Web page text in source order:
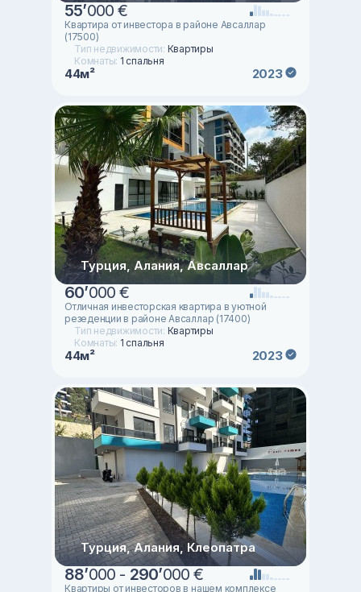
55’000 €
Квартира от инвестора в районе Авсаллар
(17500)
Тип недвижимости: Квартиры
Комнаты: 1 спальня
44м² 2023
Турция, Алания, Авсаллар
60’000 €
Отличная инвесторская квартира в уютной
резеденции в районе Авсаллар (17400)
Тип недвижимости: Квартиры
Комнаты: 1 спальня
44м² 2023
Турция, Алания, Клеопатра
88’000 - 290’000 €
Квартиры от инвесторов в нашем комплексе